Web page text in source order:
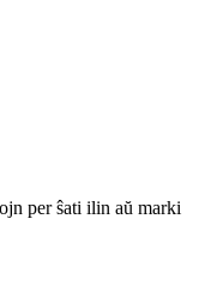
per ŝati ilin aŭ marki